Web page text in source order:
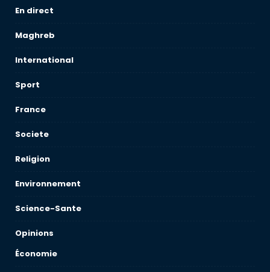
En direct
Maghreb
International
Sport
France
Societe
Religion
Environnement
Science-Sante
Opinions
Économie